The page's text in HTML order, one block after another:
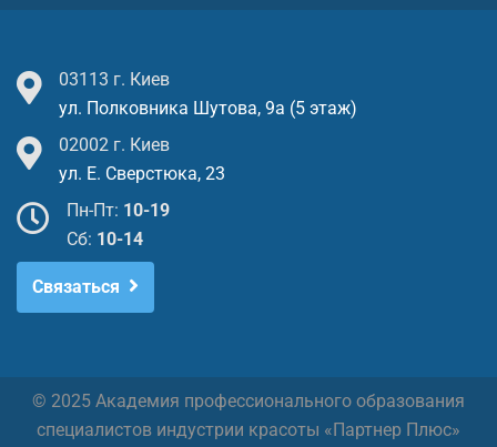
03113 г. Киев
ул. Полковника Шутова, 9а (5 этаж)
02002 г. Киев
ул. Е. Сверстюка, 23
Пн-Пт: 10-19
Cб: 10-14
Связаться
© 2025 Академия профессионального образования
специалистов индустрии красоты «Партнер Плюс»